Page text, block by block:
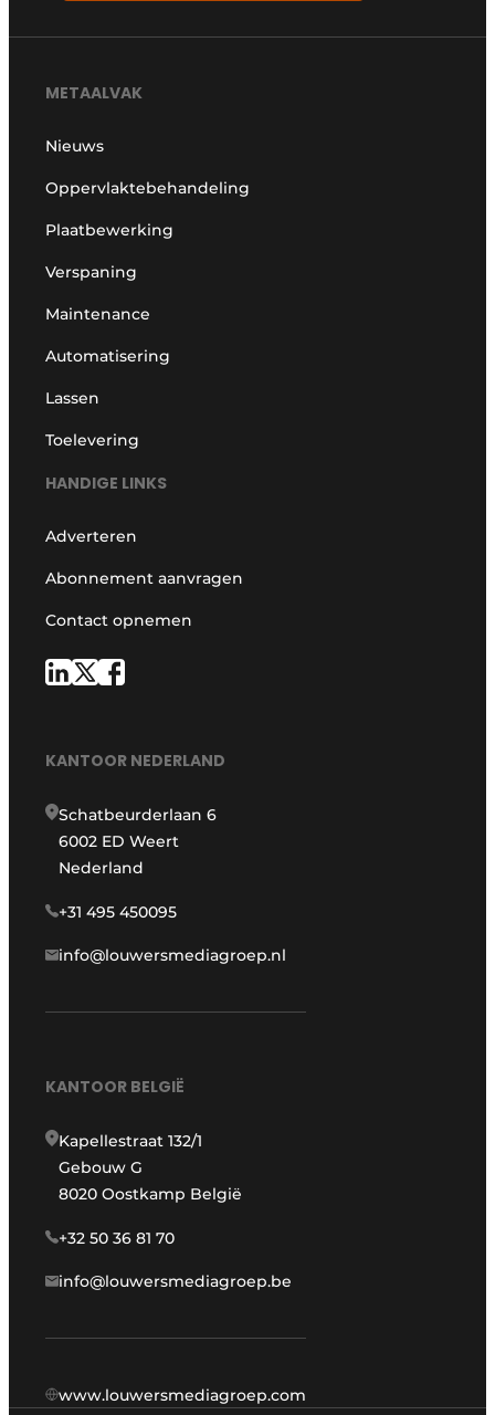
METAALVAK
Nieuws
Oppervlaktebehandeling
Plaatbewerking
Verspaning
Maintenance
Automatisering
Lassen
Toelevering
HANDIGE LINKS
Adverteren
Abonnement aanvragen
Contact opnemen
KANTOOR NEDERLAND
Schatbeurderlaan 6
6002 ED Weert
Nederland
+31 495 450095
info@louwersmediagroep.nl
KANTOOR BELGIË
Kapellestraat 132/1
Gebouw G
8020 Oostkamp België
+32 50 36 81 70
info@louwersmediagroep.be
www.louwersmediagroep.com